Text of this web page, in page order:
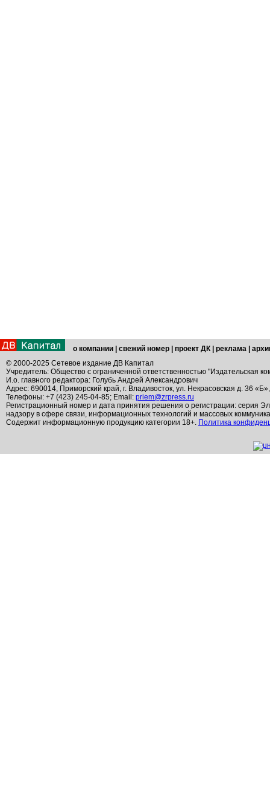
о компании свежий номер проект ДК реклама
© 2000-2025 Сетевое издание ДВ Капитал
Учредитель: Общество с ограниченной ответственностью "Издательская
И.о. главного редактора: Голубь Андрей Александрович
Адрес: 690014, Приморский край, г. Владивосток, ул. Некрасовская д. 36
Телефоны: +7 (423) 245-04-85; Email: priem@zrpress.ru
Регистрационный номер и дата принятия решения о регистрации: серия
надзору в сфере связи, информационных технологий и массовых
Содержит информационную продукцию категории 18+. Политика